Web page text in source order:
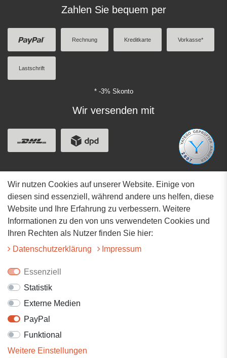
Zahlen Sie bequem per
Rechnung Kreditkarte Vorkasse*
Lastschrift
* -3% Skonto
Wir versenden mit
Adresse
Hauptstrasse 34
73117 Wangen
07161-9566068
Wir nutzen Cookies auf unserer Website. Einige von
diesen sind essenziell, während andere uns helfen, diese
Website und Ihre Erfahrung zu verbessern. Weitere
Informationen zu den von uns verwendeten Cookies und
Ihren Rechten als Nutzer finden Sie hier:
Daten­schutz­erklärung
Impressum
Essenziell
Statistik
Externe Medien
PayPal
Funktional
Weitere Einstellungen